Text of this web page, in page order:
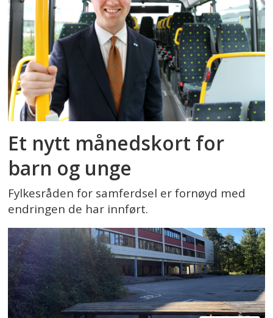
Et nytt månedskort for
barn og unge
Fylkesråden for samferdsel er fornøyd med
endringen de har innført.